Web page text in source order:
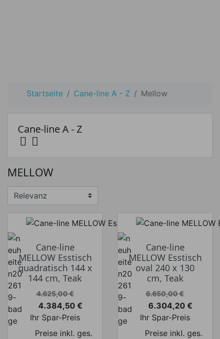
Startseite Cane-line A - Z Mellow
Cane-line A - Z
 
MELLOW
Cane-line
MELLOW Esstisch
quadratisch 144 x
144 cm, Teak
Verkaufspreis
4.625,00 €
Preis
4.384,50 €
Ihr Spar-Preis
Preise inkl. ges.
Cane-line
MELLOW Esstisch
oval 240 x 130
cm, Teak
Verkaufspreis
6.650,00 €
Preis
6.304,20 €
Ihr Spar-Preis
Preise inkl. ges.